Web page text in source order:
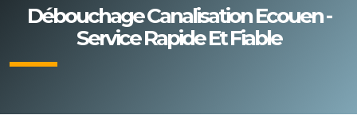
Débouchage Canalisation Ecouen -
Service Rapide Et Fiable